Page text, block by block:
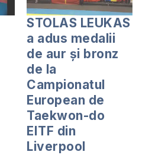
STOLAS LEUKAS
a adus medalii
de aur și bronz
de la
Campionatul
European de
Taekwon-do
EITF din
Liverpool